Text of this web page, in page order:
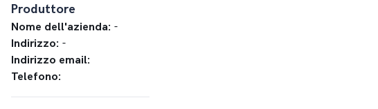
Produttore
Nome dell'azienda: -
Indirizzo: -
Indirizzo email:
Telefono: